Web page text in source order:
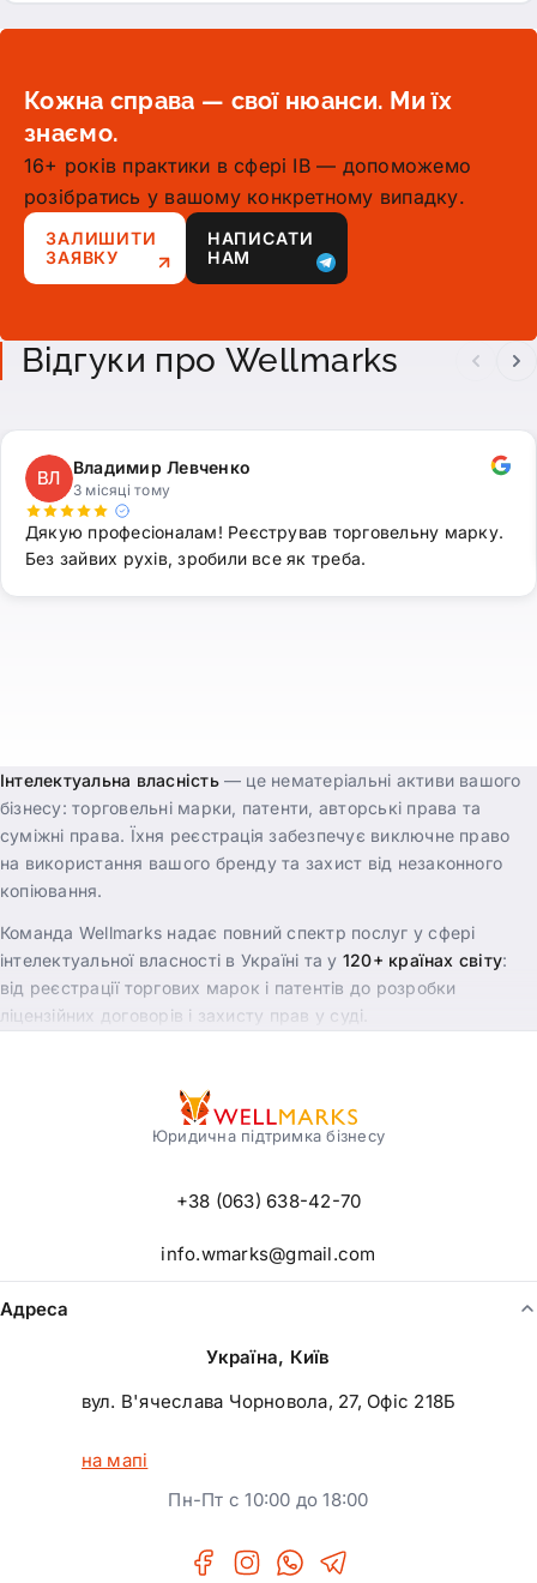
Кожна справа — свої нюанси. Ми їх
знаємо.
16+ років практики в сфері ІВ — допоможемо
розібратись у вашому конкретному випадку.
ЗАЛИШИТИ
ЗАЯВКУ
НАПИСАТИ
НАМ
Відгуки про Wellmarks
ВЛ
Владимир Левченко
3 місяці тому
Дякую професіоналам! Реєстрував торговельну марку.
Без зайвих рухів, зробили все як треба.
Інтелектуальна власність— це нематеріальні активи вашого
бізнесу: торговельні марки, патенти, авторські права та
суміжні права. Їхня реєстрація забезпечує виключне право
на використання вашого бренду та захист від незаконного
копіювання.
Команда Wellmarks надає повний спектр послуг у сфері
інтелектуальної власності в Україні та у 120+ країнах світу:
від реєстрації торгових марок і патентів до розробки
ліцензійних договорів і захисту прав у суді.
Реєстрація торгових марок в Україні та за кордоном
Патентування винаходів, корисних моделей та
Реєстрація авторських прав та суміжних прав
Захист прав інтелектуальної власності у суді та в
Юридична підтримка бізнесу
+38 (063) 638-42-70
info.wmarks@gmail.com
Адреса
Україна, Київ
вул. В'ячеслава Чорновола, 27, Офіс 218Б
на мапі
Пн-Пт с 10:00 до 18:00